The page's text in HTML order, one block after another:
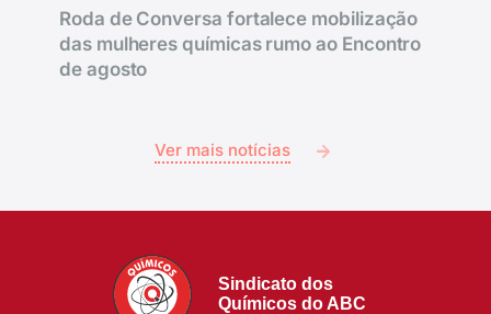
Roda de Conversa fortalece mobilização
das mulheres químicas rumo ao Encontro
de agosto
Ver mais notícias
Sindicato dos
Químicos do ABC